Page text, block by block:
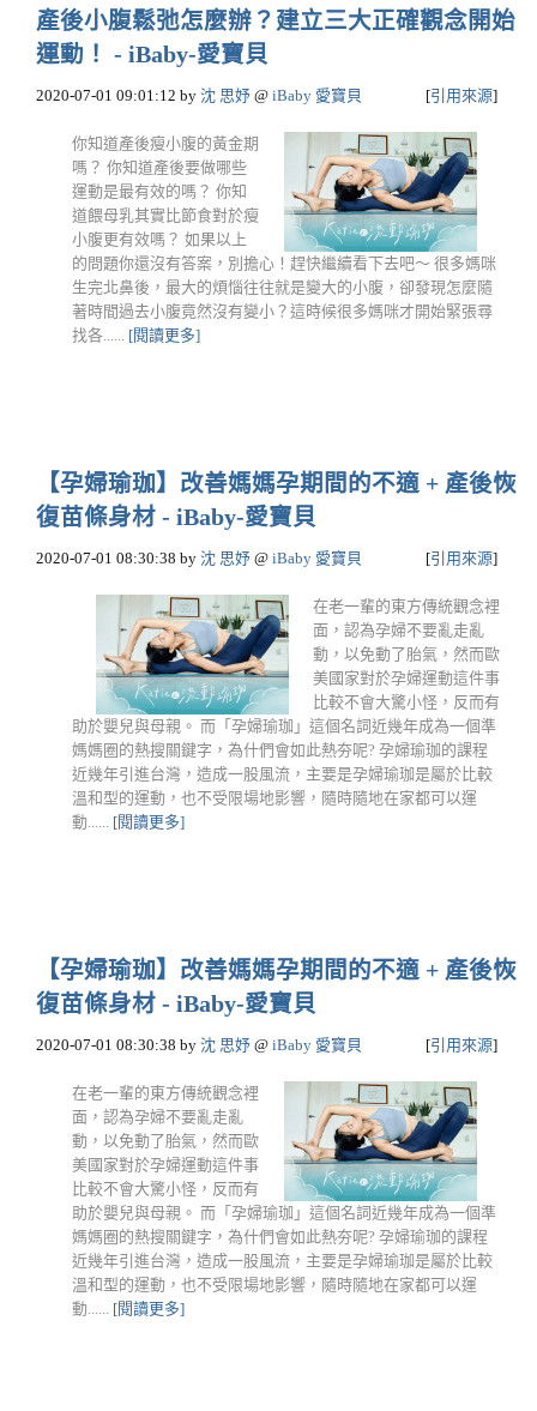
產後小腹鬆弛怎麼辦？建立三大正確觀念開始
運動！ - iBaby-愛寶貝
2020-07-01 09:01:12 by 沈 思妤 @ iBaby 愛寶貝 [引用來源]
你知道產後瘦小腹的黃金期
嗎？ 你知道產後要做哪些
運動是最有效的嗎？ 你知
道餵母乳其實比節食對於瘦
小腹更有效嗎？ 如果以上
的問題你還沒有答案，別擔心！趕快繼續看下去吧～ 很多媽咪
生完北鼻後，最大的煩惱往往就是變大的小腹，卻發現怎麼隨
著時間過去小腹竟然沒有變小？這時候很多媽咪才開始緊張尋
找各...... [閱讀更多]
【孕婦瑜珈】改善媽媽孕期間的不適 + 產後恢
復苗條身材 - iBaby-愛寶貝
2020-07-01 08:30:38 by 沈 思妤 @ iBaby 愛寶貝 [引用來源]
在老一輩的東方傳統觀念裡
面，認為孕婦不要亂走亂
動，以免動了胎氣，然而歐
美國家對於孕婦運動這件事
比較不會大驚小怪，反而有
助於嬰兒與母親。 而「孕婦瑜珈」這個名詞近幾年成為一個準
媽媽圈的熱搜關鍵字，為什們會如此熱夯呢? 孕婦瑜珈的課程
近幾年引進台灣，造成一股風流，主要是孕婦瑜珈是屬於比較
溫和型的運動，也不受限場地影響，隨時隨地在家都可以運
動...... [閱讀更多]
【孕婦瑜珈】改善媽媽孕期間的不適 + 產後恢
復苗條身材 - iBaby-愛寶貝
2020-07-01 08:30:38 by 沈 思妤 @ iBaby 愛寶貝 [引用來源]
在老一輩的東方傳統觀念裡
面，認為孕婦不要亂走亂
動，以免動了胎氣，然而歐
美國家對於孕婦運動這件事
比較不會大驚小怪，反而有
助於嬰兒與母親。 而「孕婦瑜珈」這個名詞近幾年成為一個準
媽媽圈的熱搜關鍵字，為什們會如此熱夯呢? 孕婦瑜珈的課程
近幾年引進台灣，造成一股風流，主要是孕婦瑜珈是屬於比較
溫和型的運動，也不受限場地影響，隨時隨地在家都可以運
動...... [閱讀更多]